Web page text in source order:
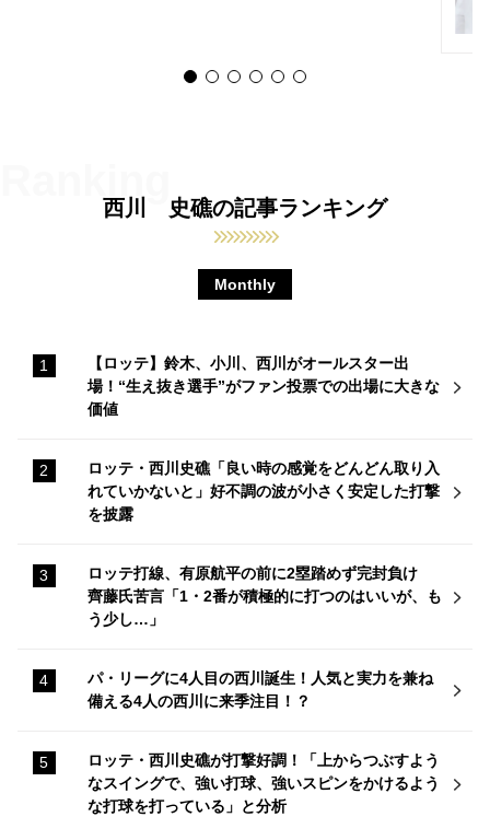
西川 史礁の記事ランキング
Monthly
【ロッテ】鈴木、小川、西川がオールスター出
場！“生え抜き選手”がファン投票での出場に大きな
価値
ロッテ・西川史礁「良い時の感覚をどんどん取り入
れていかないと」好不調の波が小さく安定した打撃
を披露
ロッテ打線、有原航平の前に2塁踏めず完封負け
齊藤氏苦言「1・2番が積極的に打つのはいいが、も
う少し…」
パ・リーグに4人目の西川誕生！人気と実力を兼ね
備える4人の西川に来季注目！？
ロッテ・西川史礁が打撃好調！「上からつぶすよう
なスイングで、強い打球、強いスピンをかけるよう
な打球を打っている」と分析